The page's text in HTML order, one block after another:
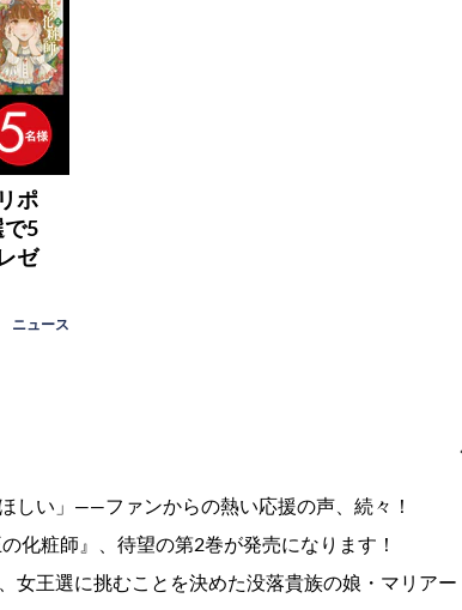
ポ
で5
ゼ
ニュース
ほしい」――ファンからの熱い応援の声、続々！
化粧師』、待望の第2巻が発売になります！
女王選に挑むことを決めた没落貴族の娘・マリアー